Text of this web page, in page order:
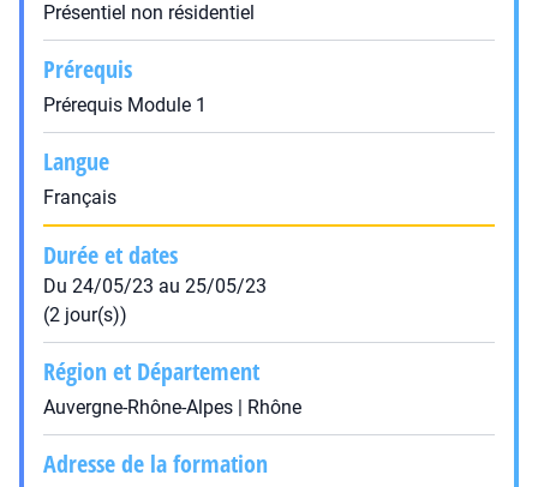
Présentiel non résidentiel
Prérequis
Prérequis Module 1
Langue
Français
Durée et dates
Du 24/05/23 au 25/05/23
(2 jour(s))
Région et Département
Auvergne-Rhône-Alpes | Rhône
Adresse de la formation